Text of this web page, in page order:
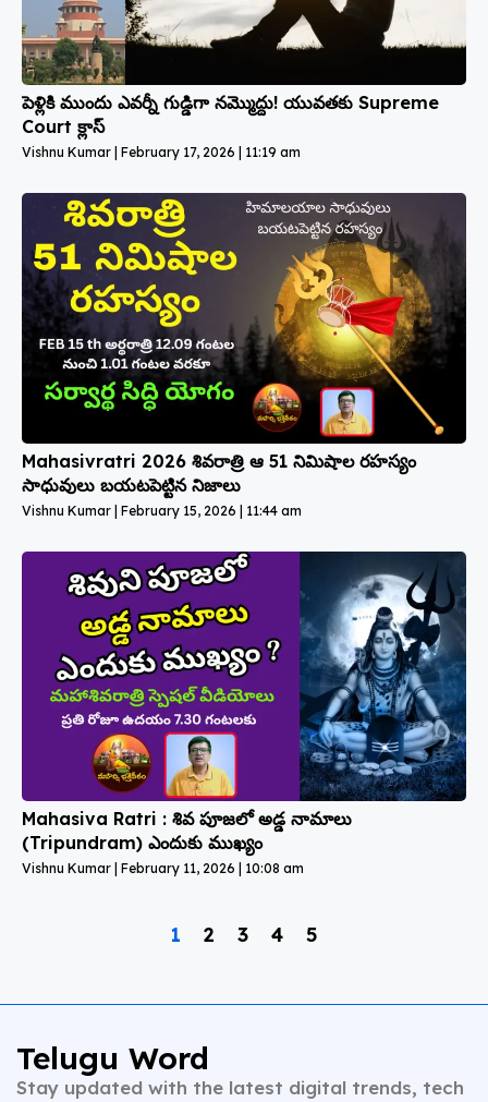
పెళ్లికి ముందు ఎవర్నీ గుడ్డిగా నమ్మొద్దు! యువతకు Supreme
Court క్లాస్
Vishnu Kumar February 17, 2026 11:19 am
Mahasivratri 2026 శివరాత్రి ఆ 51 నిమిషాల రహస్యం
సాధువులు బయటపెట్టిన నిజాలు
Vishnu Kumar February 15, 2026 11:44 am
Mahasiva Ratri : శివ పూజలో అడ్డ నామాలు
(Tripundram) ఎందుకు ముఖ్యం
Vishnu Kumar February 11, 2026 10:08 am
1 2 3 4 5
Telugu Word
Stay updated with the latest digital trends, tech